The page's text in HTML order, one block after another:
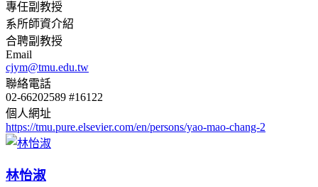
專任副教授
系所師資介紹
合聘副教授
Email
cjym@tmu.edu.tw
聯絡電話
02-66202589 #16122
個人網址
https://tmu.pure.elsevier.com/en/persons/yao-mao-chang-2
林怡淑